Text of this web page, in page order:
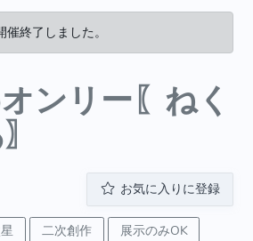
終了しました。
ンリー〖ねく
お気に入りに登録
二次創作
展示のみOK